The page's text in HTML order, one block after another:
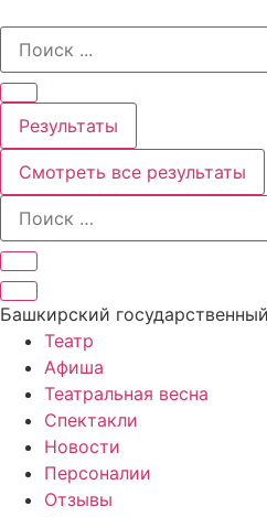
содержимому
Search
Результаты
Смотреть все результаты
Башкирский
Театр
Афиша
Театральная весна
Спектакли
Новости
Персоналии
Отзывы